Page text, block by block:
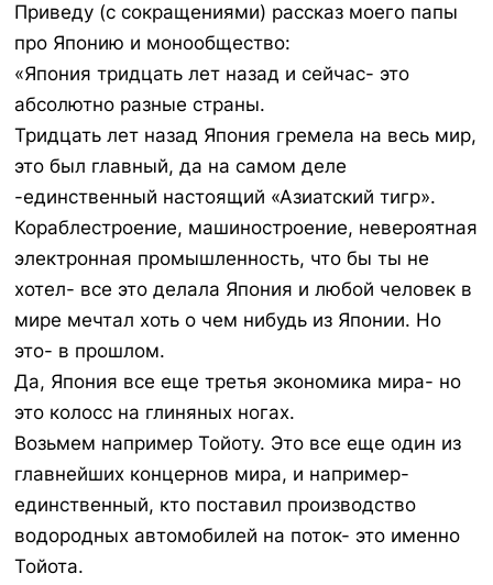
Приведу (с сокращениями) рассказ моего папы
про Японию и монообщество:
«Япония тридцать лет назад и сейчас- это
абсолютно разные страны.
Тридцать лет назад Япония гремела на весь мир,
это был главный, да на самом деле
-единственный настоящий «Азиатский тигр».
Кораблестроение, машиностроение, невероятная
электронная промышленность, что бы ты не
хотел- все это делала Япония и любой человек в
мире мечтал хоть о чем нибудь из Японии. Но
это- в прошлом.
Да, Япония все еще третья экономика мира- но
это колосс на глиняных ногах.
Возьмем например Тойоту. Это все еще один из
главнейших концернов мира, и например-
единственный, кто поставил производство
водородных автомобилей на поток- это именно
Тойота.